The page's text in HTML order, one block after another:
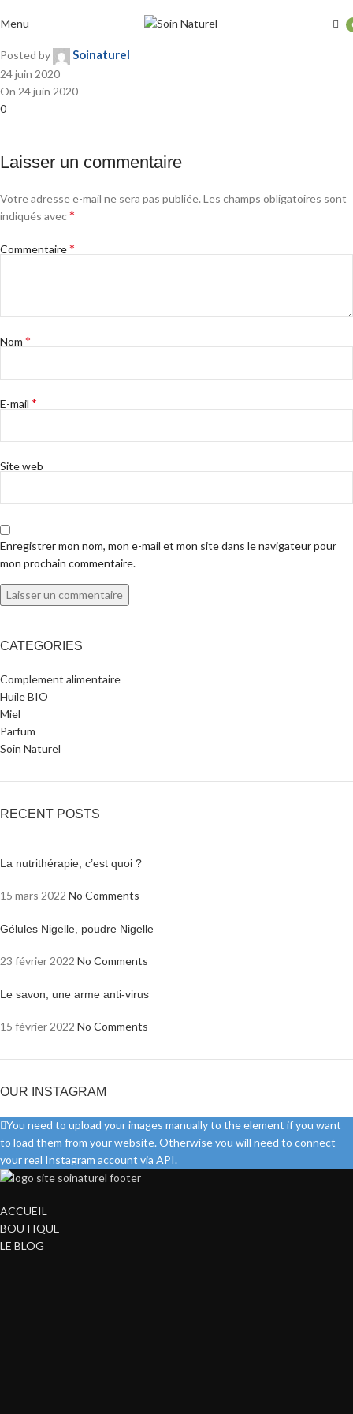
Menu
the-a-la-nigelle
Posted by Soinaturel
24 juin 2020
On 24 juin 2020
0
Laisser un commentaire
Votre adresse e-mail ne sera pas publiée. Les champs obligatoires sont
indiqués avec*
Commentaire*
Nom *
E-mail *
Site web
Enregistrer mon nom, mon e-mail et mon site dans le navigateur pour
mon prochain commentaire.
CATEGORIES
Complement alimentaire
Huile BIO
Miel
Parfum
Soin Naturel
RECENT POSTS
La nutrithérapie, c’est quoi ?
15 mars 2022 No Comments
Gélules Nigelle, poudre Nigelle
23 février 2022 No Comments
Le savon, une arme anti-virus
15 février 2022 No Comments
OUR INSTAGRAM
You need to upload your images manually to the element if you want
to load them from your website. Otherwise you will need to connect
your real Instagram account via API.
ACCUEIL
BOUTIQUE
LE BLOG